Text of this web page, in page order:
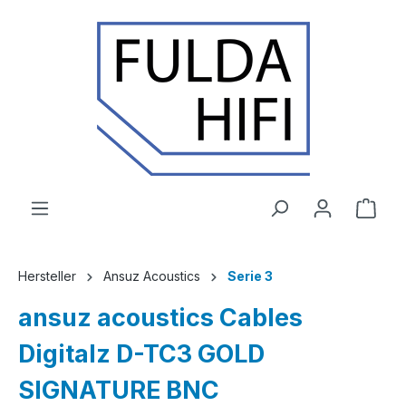
Zum Hauptinhalt springen
Hersteller Ansuz Acoustics Serie 3
ansuz acoustics Cables
Digitalz D-TC3 GOLD
SIGNATURE BNC